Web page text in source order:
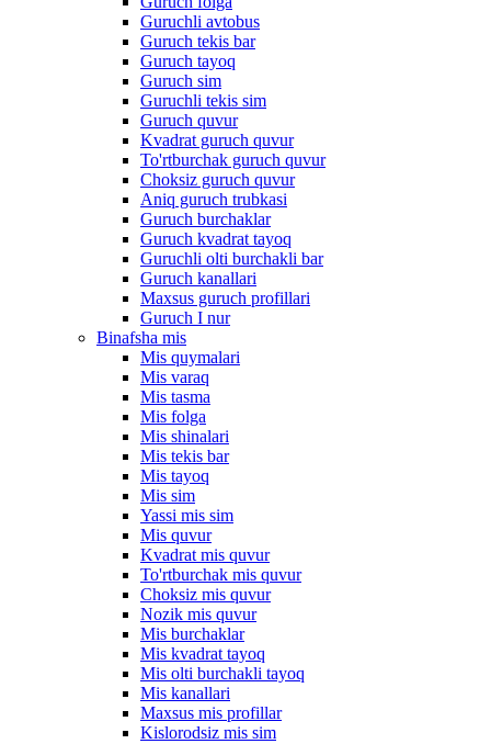
Guruchli avtobus
Guruch tekis bar
Guruch tayoq
Guruch sim
Guruchli tekis sim
Guruch quvur
Kvadrat guruch quvur
To'rtburchak guruch quvur
Choksiz guruch quvur
Aniq guruch trubkasi
Guruch burchaklar
Guruch kvadrat tayoq
Guruchli olti burchakli bar
Guruch kanallari
Maxsus guruch profillari
Guruch I nur
Binafsha mis
Mis quymalari
Mis varaq
Mis tasma
Mis folga
Mis shinalari
Mis tekis bar
Mis tayoq
Mis sim
Yassi mis sim
Mis quvur
Kvadrat mis quvur
To'rtburchak mis quvur
Choksiz mis quvur
Nozik mis quvur
Mis burchaklar
Mis kvadrat tayoq
Mis olti burchakli tayoq
Mis kanallari
Maxsus mis profillar
Kislorodsiz mis sim